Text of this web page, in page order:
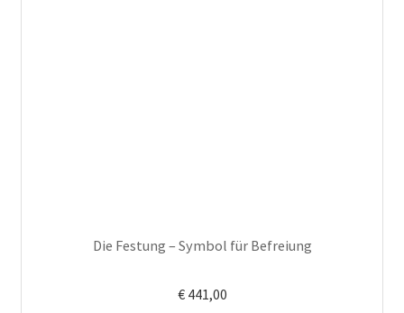
Die Festung – Symbol für Befreiung
€441,00